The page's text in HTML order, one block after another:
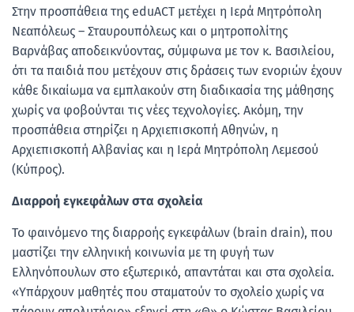
Στην προσπάθεια της eduACT μετέχει η Ιερά Μητρόπολη
Νεαπόλεως – Σταυρουπόλεως και ο μητροπολίτης
Βαρνάβας αποδεικνύοντας, σύμφωνα με τον κ. Βασιλείου,
ότι τα παιδιά που μετέχουν στις δράσεις των ενοριών έχουν
κάθε δικαίωμα να εμπλακούν στη διαδικασία της μάθησης
χωρίς να φοβούνται τις νέες τεχνολογίες. Ακόμη, την
προσπάθεια στηρίζει η Αρχιεπισκοπή Αθηνών, η
Αρχιεπισκοπή Αλβανίας και η Ιερά Μητρόπολη Λεμεσού
(Κύπρος).
Διαρροή εγκεφάλων στα σχολεία
Το φαινόμενο της διαρροής εγκεφάλων (brain drain), που
μαστίζει την ελληνική κοινωνία με τη φυγή των
Ελληνόπουλων στο εξωτερικό, απαντάται και στα σχολεία.
«Υπάρχουν μαθητές που σταματούν το σχολείο χωρίς να